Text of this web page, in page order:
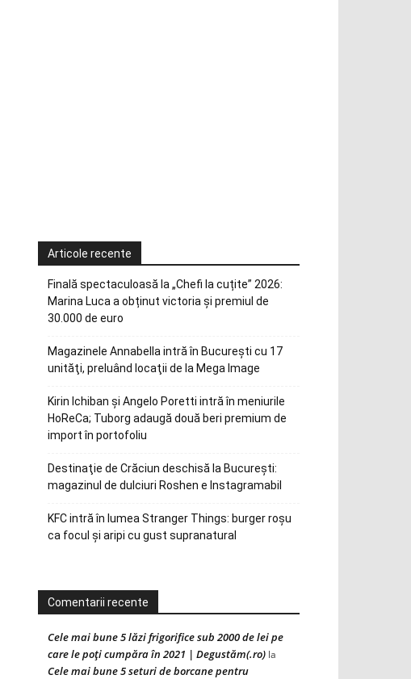
Articole recente
Finală spectaculoasă la „Chefi la cuțite” 2026:
Marina Luca a obținut victoria și premiul de
30.000 de euro
Magazinele Annabella intră în Bucureşti cu 17
unităţi, preluând locaţii de la Mega Image
Kirin Ichiban și Angelo Poretti intră în meniurile
HoReCa; Tuborg adaugă două beri premium de
import în portofoliu
Destinaţie de Crăciun deschisă la Bucureşti:
magazinul de dulciuri Roshen e Instagramabil
KFC intră în lumea Stranger Things: burger roșu
ca focul și aripi cu gust supranatural
Comentarii recente
Cele mai bune 5 lăzi frigorifice sub 2000 de lei pe
care le poți cumpăra în 2021 | Degustăm(.ro) la
Cele mai bune 5 seturi de borcane pentru